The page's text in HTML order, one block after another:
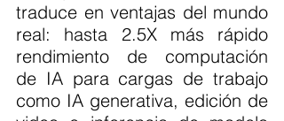
traduce en ventajas del mundo
real: hasta 2.5X más rápido
rendimiento de computación
de IA para cargas de trabajo
como IA generativa, edición de